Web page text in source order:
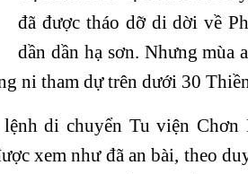
đã được tháo dỡ di dời về
dần dần hạ sơn. Nhưng mùa
ni tham dự trên dưới 30
di chuyển Tu viện Chơn
xem như đã an bài, theo